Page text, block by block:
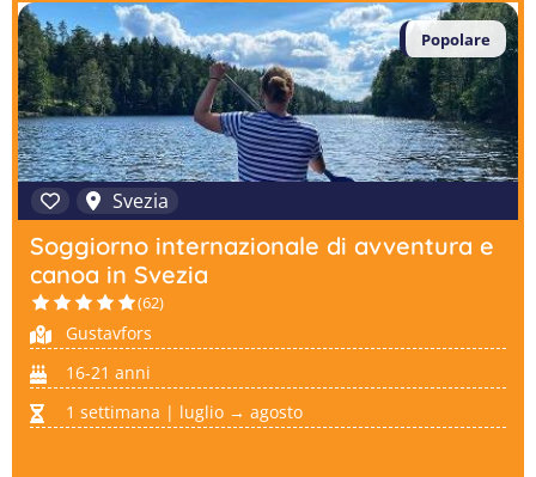
Popolare
Svezia
Soggiorno internazionale di avventura e
canoa in Svezia
(62)
Gustavfors
16-21 anni
1 settimana | luglio → agosto